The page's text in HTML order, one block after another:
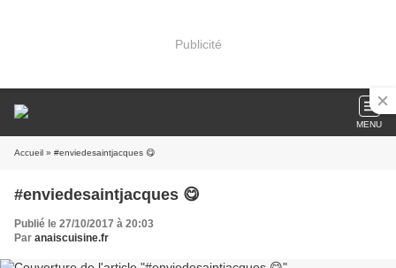
Publicité
MENU
Accueil » #enviedesaintjacques 😋
#enviedesaintjacques 😋
Publié le 27/10/2017 à 20:03
Par anaiscuisine.fr